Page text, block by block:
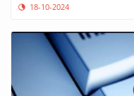
18-10-2024